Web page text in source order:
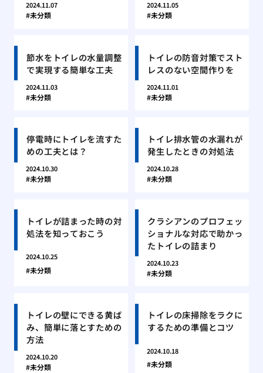
2024.11.07
未分類
2024.11.05
未分類
節水をトイレの水量調整
で実現する簡単な工夫
2024.11.03
未分類
トイレの防音対策でスト
レスのない空間作りを
2024.11.01
未分類
停電時にトイレを流すた
めの工夫とは？
2024.10.30
未分類
トイレ排水管の水漏れが
発生したときの対処法
2024.10.28
未分類
トイレが詰まった時の対
処法を知っておこう
2024.10.25
未分類
クラシアンのプロフェッ
ショナルな対応で助かっ
たトイレの詰まり
2024.10.23
未分類
トイレの壁にできる黄ば
み、簡単に落とすための
方法
2024.10.20
未分類
トイレの床掃除をラクに
するための準備とコツ
2024.10.18
未分類